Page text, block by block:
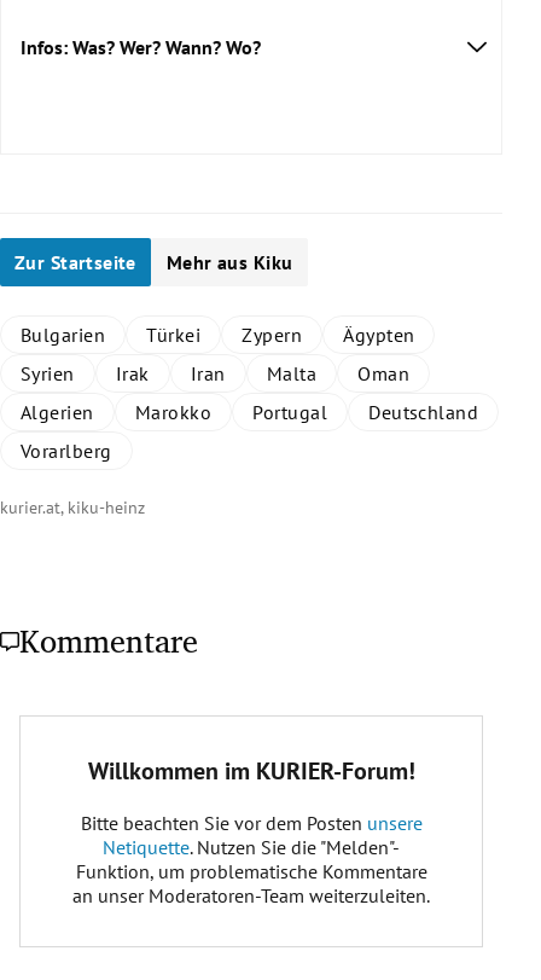
Infos: Was? Wer? Wann? Wo?
https://www.walktanztheater.com/
Zur Startseite Mehr aus Kiku
Bulgarien Türkei Zypern
Ägypten
Syrien
Irak Iran Malta
Oman
Algerien
Marokko Portugal
Deutschland
Vorarlberg
kurier.at, kiku-heinz
Kommentare